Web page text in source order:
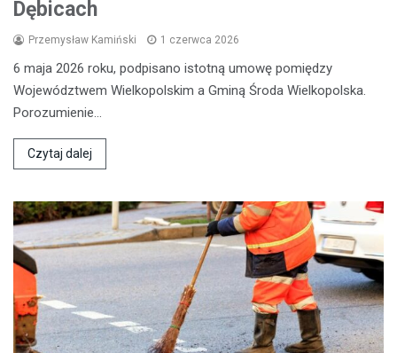
Dębicach
Przemysław Kamiński 1 czerwca 2026
6 maja 2026 roku, podpisano istotną umowę pomiędzy
Województwem Wielkopolskim a Gminą Środa Wielkopolska.
Porozumienie…
Czytaj dalej